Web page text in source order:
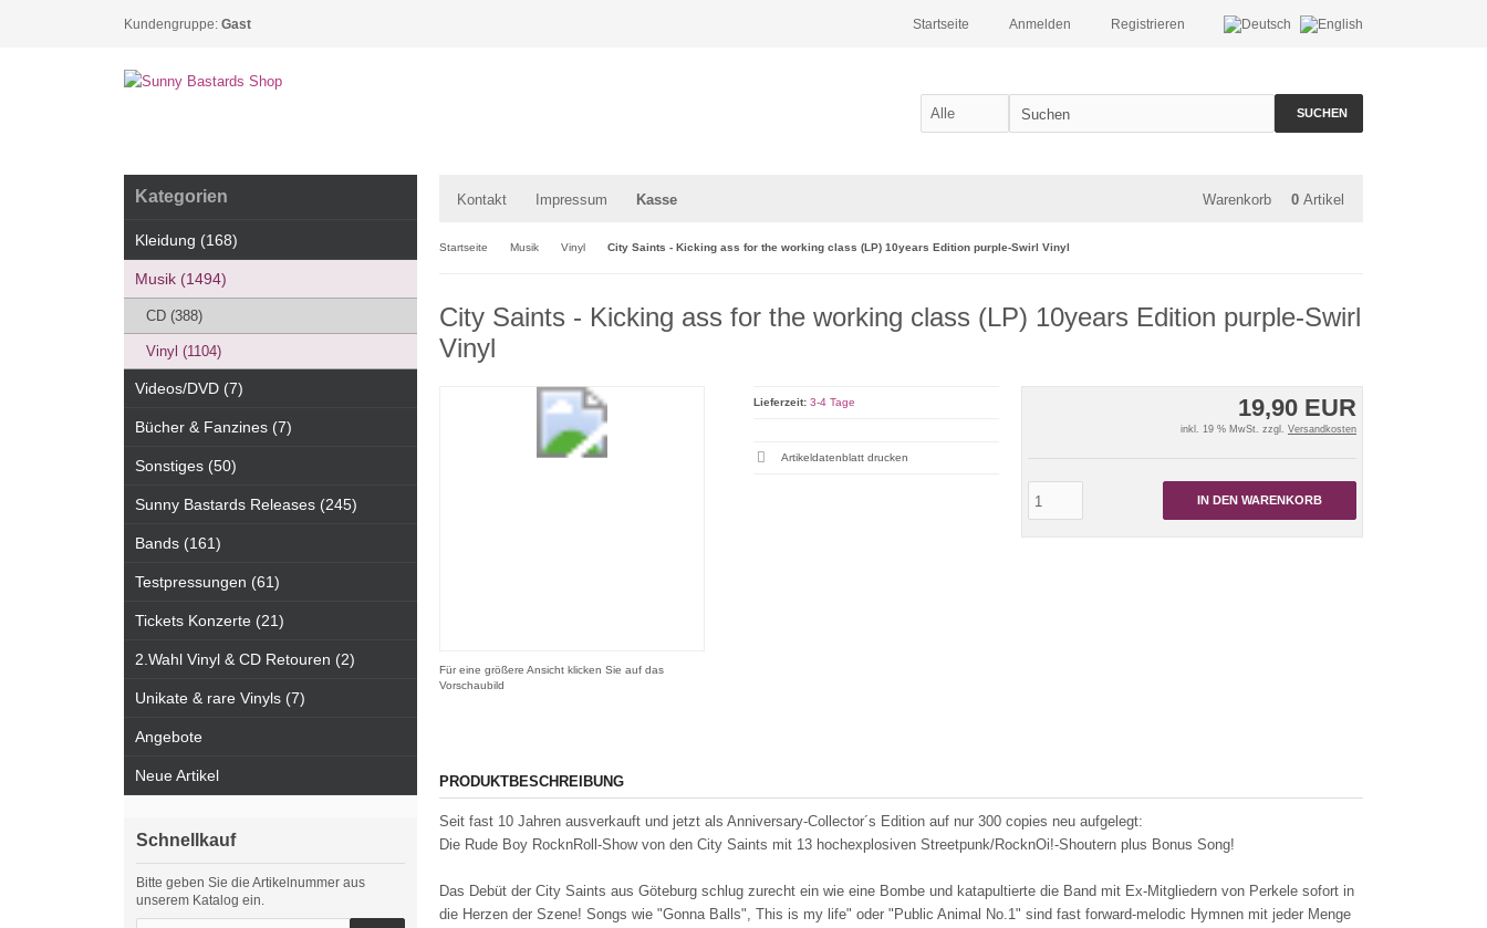
Kundengruppe: Gast Registrieren
Anmelden
Startseite
SUCHEN
Kontakt Impressum Kasse Warenkorb 0 Artikel
Startseite Musik Vinyl City Saints - Kicking ass for the working class (LP) 10years Edition purple-Swirl Vinyl
City Saints - Kicking ass for the working class (LP) 10years Edition purple-Swirl
Vinyl
Für eine größere Ansicht klicken Sie auf das
Vorschaubild
19,90 EUR
inkl. 19 % MwSt. zzgl. Versandkosten
IN DEN WARENKORB
Lieferzeit: 3-4 Tage
Artikeldatenblatt drucken
PRODUKTBESCHREIBUNG
Seit fast 10 Jahren ausverkauft und jetzt als Anniversary-Collector´s Edition auf nur 300 copies neu aufgelegt:
Die Rude Boy RocknRoll-Show von den City Saints mit 13 hochexplosiven Streetpunk/RocknOi!-Shoutern plus Bonus Song!
Das Debüt der City Saints aus Göteburg schlug zurecht ein wie eine Bombe und katapultierte die Band mit Ex-Mitgliedern von Perkele sofort in
die Herzen der Szene! Songs wie "Gonna Balls", This is my life" oder "Public Animal No.1" sind fast forward-melodic Hymnen mit jeder Menge
Kategorien
Kleidung (168)
Musik (1494)
CD (388)
Vinyl (1104)
Videos/DVD (7)
Bücher & Fanzines (7)
Sonstiges (50)
Sunny Bastards Releases (245)
Bands (161)
Testpressungen (61)
Tickets Konzerte (21)
2.Wahl Vinyl & CD Retouren (2)
Unikate & rare Vinyls (7)
Angebote
Neue Artikel
Schnellkauf
Bitte geben Sie die Artikelnummer aus
unserem Katalog ein.